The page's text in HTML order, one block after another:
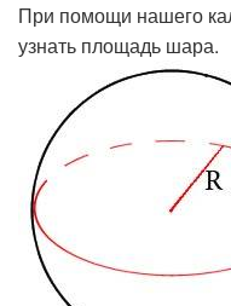
При помощи нашего
узнать площадь шара.